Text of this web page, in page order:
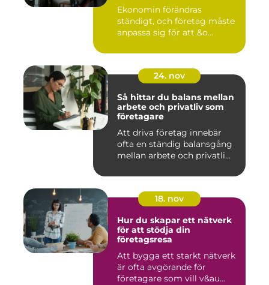
Ekonomin förändras
ständigt, och företag måste
anpassa sig för att &o...
24. nov
Så hittar du balans mellan
arbete och privatliv som
företagare
Att driva företag innebär
ofta en ständig balansgång
mellan arbete och privatli...
18. nov
Hur du skapar ett nätverk
för att stödja din
företagsresa
Att bygga ett starkt nätverk
är ofta avgörande för
företagare som vill v&au...